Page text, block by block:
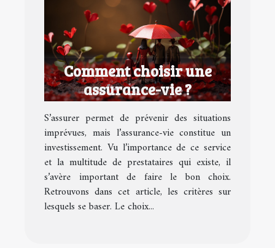
Comment choisir une
assurance-vie ?
S’assurer permet de prévenir des situations
imprévues, mais l’assurance-vie constitue un
investissement. Vu l’importance de ce service
et la multitude de prestataires qui existe, il
s’avère important de faire le bon choix.
Retrouvons dans cet article, les critères sur
lesquels se baser. Le choix...